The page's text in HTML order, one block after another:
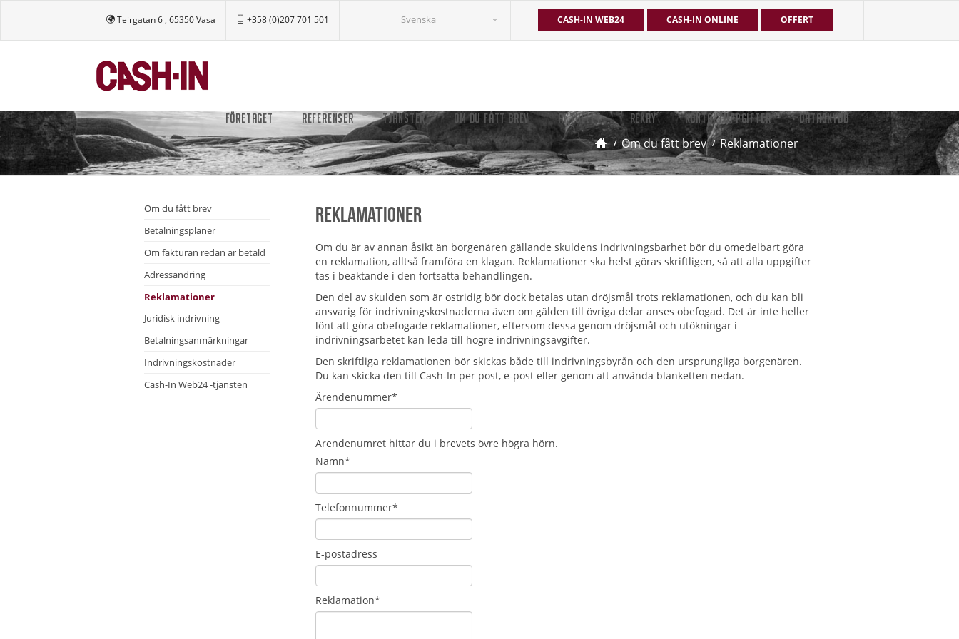
Teirgatan 6 , 65350 Vasa +358 (0)207 701 501 Svenska CASH-IN WEB24 CASH-IN ONLINE OFFERT
FÖRETAGET REFERENSER TJÄNSTER OM DU FÅTT BREV AKTUELLT REKRY KONTAKTUPPGIFTER DATASKYDD
Om du fått brev Reklamationer
Om du fått brev
Betalningsplaner
Om fakturan redan är betald
Adressändring
Reklamationer
Juridisk indrivning
Betalningsanmärkningar
Indrivningskostnader
Cash-In Web24 -tjänsten
Reklamationer
Om du är av annan åsikt än borgenären gällande skuldens indrivningsbarhet bör du omedelbart göra
en reklamation, alltså framföra en klagan. Reklamationer ska helst göras skriftligen, så att alla uppgifter
tas i beaktande i den fortsatta behandlingen.
Den del av skulden som är ostridig bör dock betalas utan dröjsmål trots reklamationen, och du kan bli
ansvarig för indrivningskostnaderna även om gälden till övriga delar anses obefogad. Det är inte heller
lönt att göra obefogade reklamationer, eftersom dessa genom dröjsmål och utökningar i
indrivningsarbetet kan leda till högre indrivningsavgifter.
Den skriftliga reklamationen bör skickas både till indrivningsbyrån och den ursprungliga borgenären.
Du kan skicka den till Cash-In per post, e-post eller genom att använda blanketten nedan.
Ärendenummer*
Ärendenumret hittar du i brevets övre högra hörn.
Namn*
Telefonnummer*
E-postadress
Reklamation*